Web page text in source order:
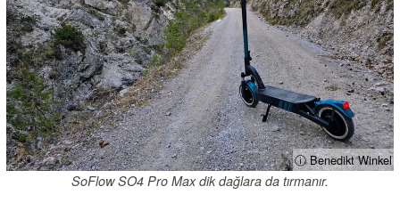
ⓘ Benedikt Winkel
SoFlow SO4 Pro Max dik dağlara da tırmanır.